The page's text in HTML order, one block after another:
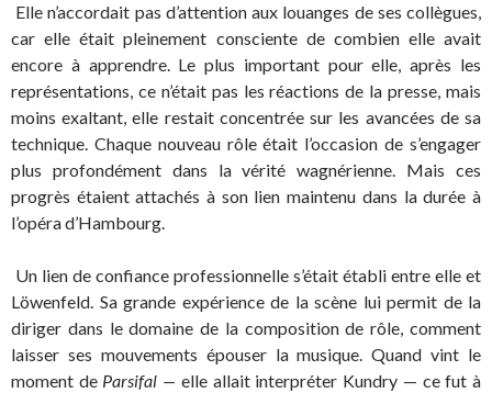
Elle n’accordait pas d’attention aux louanges de ses collègues,
car elle était pleinement consciente de combien elle avait
encore à apprendre. Le plus important pour elle, après les
représentations, ce n’était pas les réactions de la presse, mais
moins exaltant, elle restait concentrée sur les avancées de sa
technique. Chaque nouveau rôle était l’occasion de s’engager
plus profondément dans la vérité wagnérienne. Mais ces
progrès étaient attachés à son lien maintenu dans la durée à
l’opéra d’Hambourg.
Un lien de confiance professionnelle s’était établi entre elle et
Löwenfeld. Sa grande expérience de la scène lui permit de la
diriger dans le domaine de la composition de rôle, comment
laisser ses mouvements épouser la musique. Quand vint le
moment de Parsifal — elle allait interpréter Kundry — ce fut à